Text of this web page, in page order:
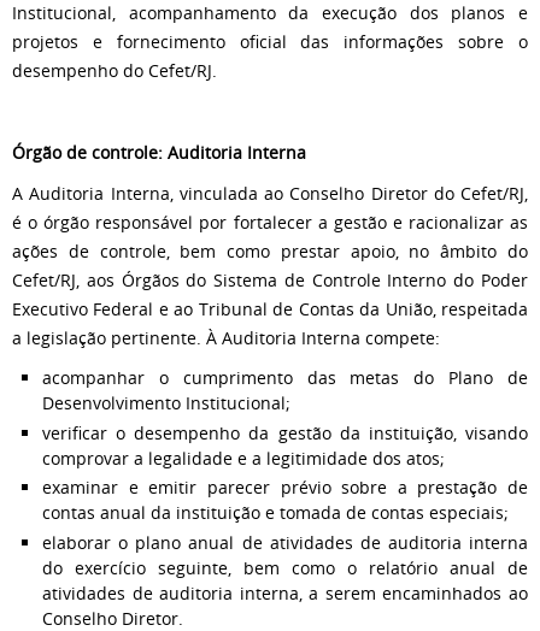
Institucional, acompanhamento da execução dos planos e
projetos e fornecimento oficial das informações sobre o
desempenho do Cefet/RJ.
Órgão de controle: Auditoria Interna
A Auditoria Interna, vinculada ao Conselho Diretor do Cefet/RJ,
é o órgão responsável por fortalecer a gestão e racionalizar as
ações de controle, bem como prestar apoio, no âmbito do
Cefet/RJ, aos Órgãos do Sistema de Controle Interno do Poder
Executivo Federal e ao Tribunal de Contas da União, respeitada
a legislação pertinente. À Auditoria Interna compete:
acompanhar o cumprimento das metas do Plano de
Desenvolvimento Institucional;
verificar o desempenho da gestão da instituição, visando
comprovar a legalidade e a legitimidade dos atos;
examinar e emitir parecer prévio sobre a prestação de
contas anual da instituição e tomada de contas especiais;
elaborar o plano anual de atividades de auditoria interna
do exercício seguinte, bem como o relatório anual de
atividades de auditoria interna, a serem encaminhados ao
Conselho Diretor.